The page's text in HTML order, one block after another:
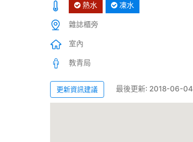
熱水
凍水
雜誌櫃旁
室內
教青局
更新資訊建議 最後更新: 2018-06-04